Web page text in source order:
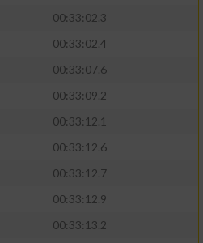
00:33:02.3
00:33:02.4
00:33:07.6
00:33:09.2
00:33:12.1
00:33:12.6
00:33:12.7
00:33:12.9
00:33:13.2